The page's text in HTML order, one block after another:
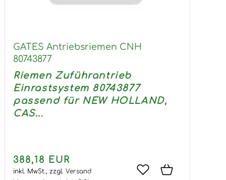
GATES Antriebsriemen CNH
80743877
Riemen Zuführantrieb
Einrastsystem 80743877
passend für NEW HOLLAND,
CAS...
388,18 EUR
inkl. MwSt., zzgl. Versand